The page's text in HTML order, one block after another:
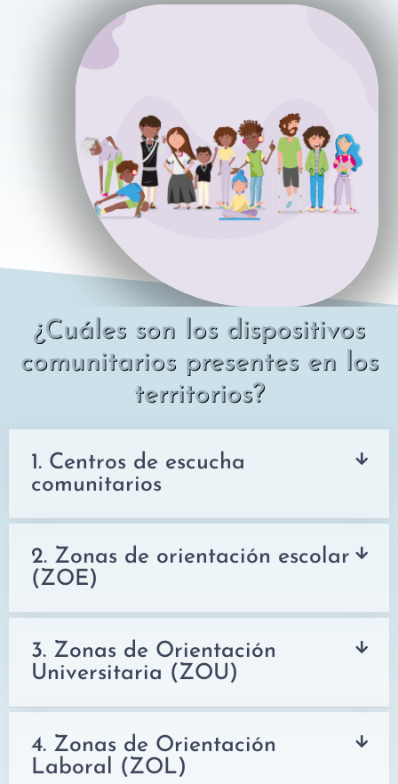
¿Cuáles son los dispositivos
comunitarios presentes en los
territorios?
1. Centros de escucha
comunitarios
2. Zonas de orientación escolar
(ZOE)
3. Zonas de Orientación
Universitaria (ZOU)
4. Zonas de Orientación
Laboral (ZOL)